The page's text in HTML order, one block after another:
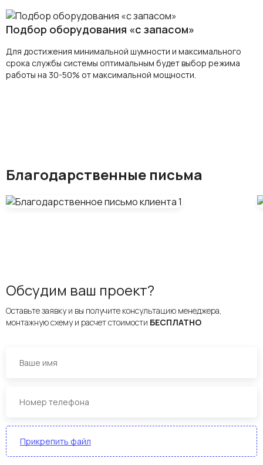
Подбор оборудования «с запасом»
Для достижения минимальной шумности и максимального
срока службы системы оптимальным будет выбор режима
работы на 30-50% от максимальной мощности.
Благодарственные письма
Обсудим ваш проект?
Оставьте заявку и вы получите консультацию менеджера,
монтажную схему и расчет стоимости БЕСПЛАТНО
Прикрепить файл